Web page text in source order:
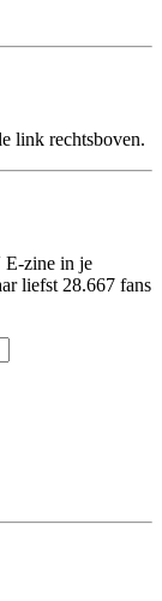
link rechtsboven.
E-zine in je
liefst 28.667 fans